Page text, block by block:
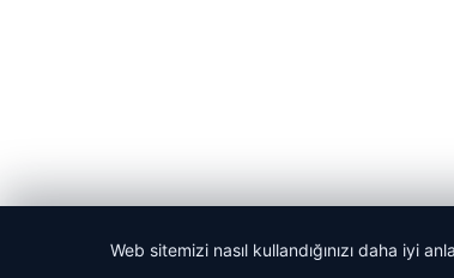
© 2026 Laf Gazetesi
Web sitemizi nasıl kullandığınızı daha iyi